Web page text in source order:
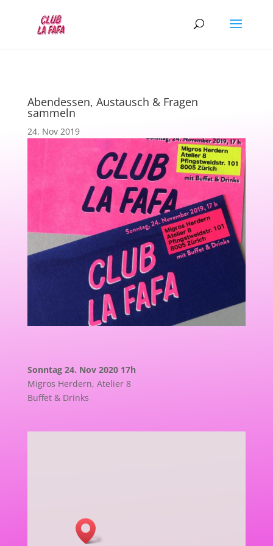
Abendessen, Austausch & Fragen
sammeln
24. Nov 2019
Sonntag 24. Nov 2020 17h
Migros Herdern, Atelier 8
Buffet & Drinks